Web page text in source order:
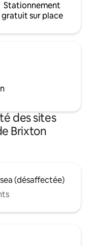
Stationnement
gratuit sur place
des sites
Brixton
(désaffectée)